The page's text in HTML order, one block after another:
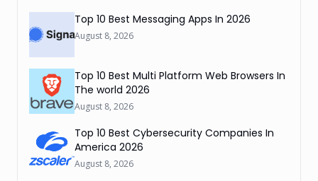
Top 10 Best Messaging Apps In 2026
August 8, 2026
Top 10 Best Multi Platform Web Browsers In
The world 2026
August 8, 2026
Top 10 Best Cybersecurity Companies In
America 2026
August 8, 2026